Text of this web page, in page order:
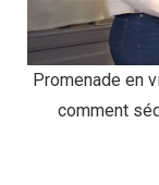
Promenade en
comment